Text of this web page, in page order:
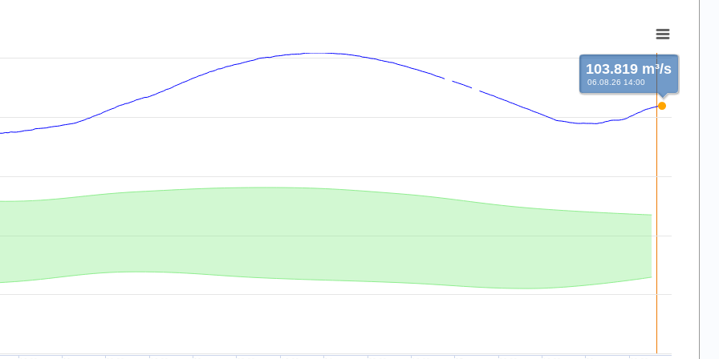
103.819 m³/s
06.08.26 14:00